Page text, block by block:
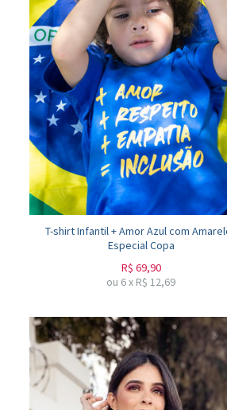
T-shirt Infantil + Amor Azul com
Especial Copa
R$ 69,90
ou 6x R$12,69